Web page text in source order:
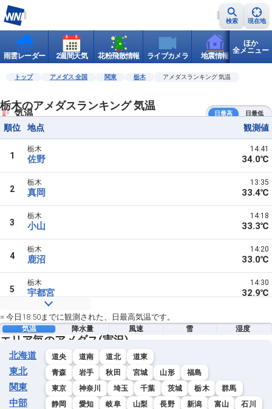
検索 現在地
雨雲レーダー 2週間天気 花粉飛散情報 ライブカメラ 地震情報 世界天
ほか
全メニュー
トップ アメダス 全国 関東 栃木 アメダスランキング 気温
栃木のアメダスランキング 気温
気温 日最高 日最低
順位 地点 観測値
1
栃木
佐野
14:41
34.0℃
2
栃木
真岡
13:35
33.4℃
3
栃木
小山
14:18
33.3℃
4
栃木
鹿沼
14:20
33.0℃
5
栃木
宇都宮
14:30
32.9℃
5
栃木
大田原 32.9℃
7
栃木
塩谷
8 那須烏山 32.5℃
※ 今日18:50までに観測された、日最高気温です。
気温 降水量 風速 雪 湿度
エリア毎のアメダス(実況)
北海道 道央 道南 道北 道東
東北 青森 岩手 秋田 宮城 山形 福島
関東 東京 神奈川 埼玉 千葉 茨城 栃木 群馬
中部 静岡 愛知 岐阜 山梨 長野 新潟 富山
石川